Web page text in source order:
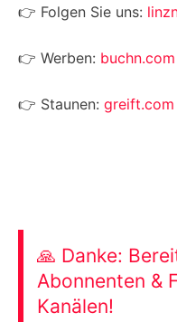
👉 Folgen Sie uns:
👉 Werben: buchn.com
👉 Staunen: greift.com
🙏 Danke:
Abonnenten &
Kanälen!